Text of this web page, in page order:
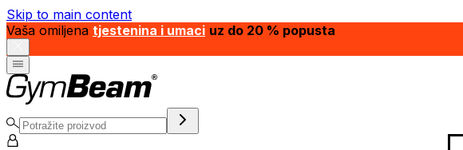
Skip to main content
Vaša omiljena tjestenina i umaci uz do 20 % popusta